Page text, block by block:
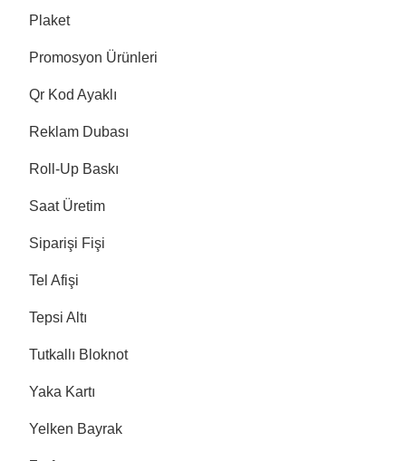
Plaket
Promosyon Ürünleri
Qr Kod Ayaklı
Reklam Dubası
Roll-Up Baskı
Saat Üretim
Siparişi Fişi
Tel Afişi
Tepsi Altı
Tutkallı Bloknot
Yaka Kartı
Yelken Bayrak